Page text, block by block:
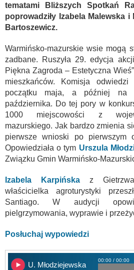
tematami Bliższych Spotkań
poprowadziły Izabela Malewska i
Bartoszewicz.
Warmińsko-mazurskie wsie mogą
zadbane. Ruszyła 29. edycja
Piękna Zagroda – Estetyczna
mieszkańców. Komisja
początku maja, a później na
października. Do tej pory w
1000 miejscowości z
mazurskiego. Jak bardzo zmienia
pierwsze wnioski po pierwszym
Opowiedziała o tym Urszula
Związku Gmin Warmińsko-
Izabela Karpińska z
właścicielka agroturystyki
Santiago. W audycji
pielgrzymowania, wyprawie i
Posłuchaj wypowiedzi
U. Młodziejewska
00:00 / 00:00